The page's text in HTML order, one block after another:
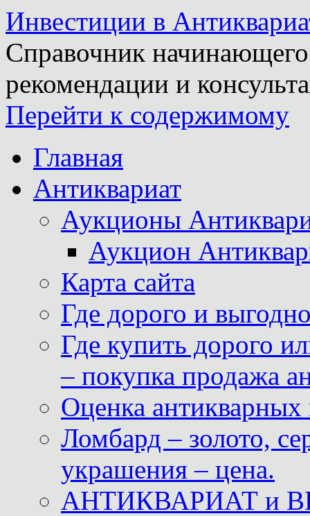
Инвестиции в
Справочник
рекомендации и
Перейти к содержимому
Главная
Антиквариат
Аукционы
Аукцион
Карта сайта
Где дорого и
Где купить дорого
– покупка продажа
Оценка антикварных
Ломбард – золото,
украшения – цена.
АНТИКВАРИАТ и